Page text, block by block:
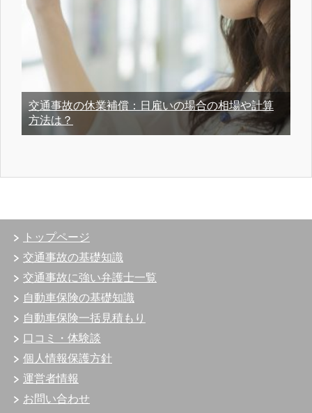
交通事故の休業補償：日雇いの場合の相場や計算
方法は？
トップページ
交通事故の基礎知識
交通事故に強い弁護士一覧
自動車保険の基礎知識
自動車保険一括見積もり
口コミ・体験談
個人情報保護方針
運営者情報
お問い合わせ